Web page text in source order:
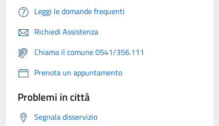
Leggi le domande frequenti
Richiedi Assistenza
Chiama il comune 0541/356.111
Prenota un appuntamento
Problemi in città
Segnala disservizio